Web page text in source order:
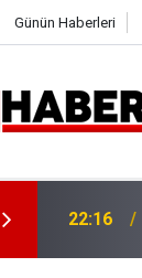
Günün Haberleri
19:32